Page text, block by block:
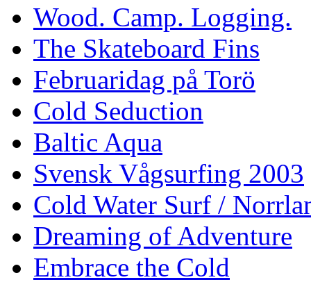
Wood. Camp. Logging.
The Skateboard Fins
Februaridag på Torö
Cold Seduction
Baltic Aqua
Svensk Vågsurfing 2003
Cold Water Surf /
Dreaming of Adventure
Embrace the Cold